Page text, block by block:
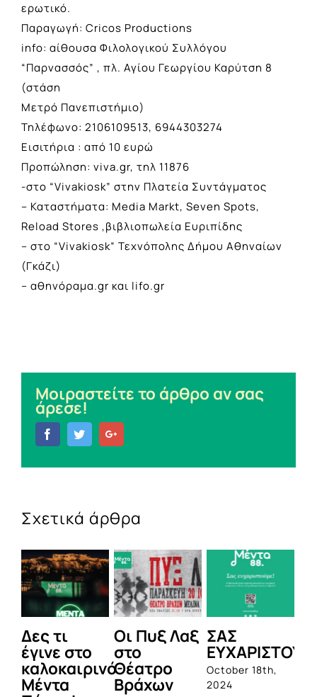
ερωτικό.
Παραγωγή: Cricos Productions
info: αίθουσα Φιλολογικού Συλλόγου
“Παρνασσός” , πλ. Αγίου Γεωργίου Καρύτση 8
(στάση
Μετρό Πανεπιστήμιο)
Τηλέφωνο: 2106109513, 6944303274
Εισιτήρια : από 10 ευρώ
Προπώληση: viva.gr, τηλ 11876
-στο “Vivakiosk” στην Πλατεία Συντάγματος
– Καταστήματα: Media Markt, Seven Spots,
Reload Stores ,βιβλιοπωλεία Ευριπίδης
– στο “Vivakiosk” Τεχνόπολης Δήμου Αθηναίων
(Γκάζι)
– αθηνόραμα.gr και lifo.gr
Μοιραστείτε το άρθρο αν σας
άρεσε!
FacebookTwitter
Σχετικά άρθρα
Δες τι
έγινε στο
καλοκαιρινό
Μέντα
Οι Πυξ Λαξ
στο
Θέατρο
Βράχων
ΣΑΣ
October 18th,
2024